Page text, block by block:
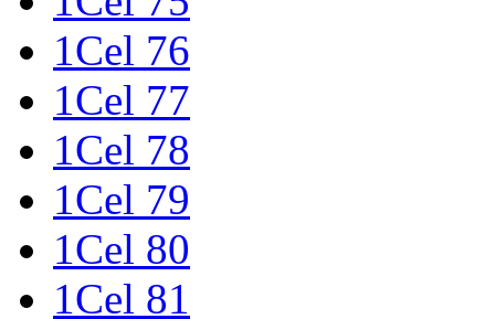
1Cel 76
1Cel 77
1Cel 78
1Cel 79
1Cel 80
1Cel 81